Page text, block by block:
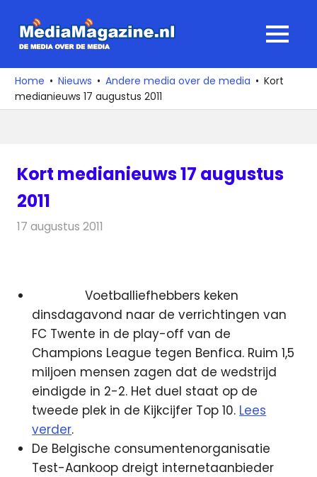
naar
media
over
de
MENU
Home Nieuws Andere media over de media
Kort
medianieuws 17 augustus 2011
Kort medianieuws 17 augustus
2011
17 augustus 2011
Voetballiefhebbers keken
dinsdagavond naar de verrichtingen van
FC Twente in de play-off van de
Champions League tegen Benfica. Ruim 1,5
miljoen mensen zagen dat de wedstrijd
eindigde in 2-2. Het duel staat op de
tweede plek in de Kijkcijfer Top 10. Lees
verder.
De Belgische consumentenorganisatie
Test-Aankoop dreigt internetaanbieder